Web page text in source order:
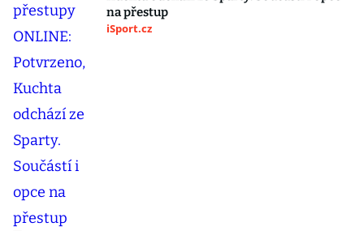
na přestup
iSport.cz